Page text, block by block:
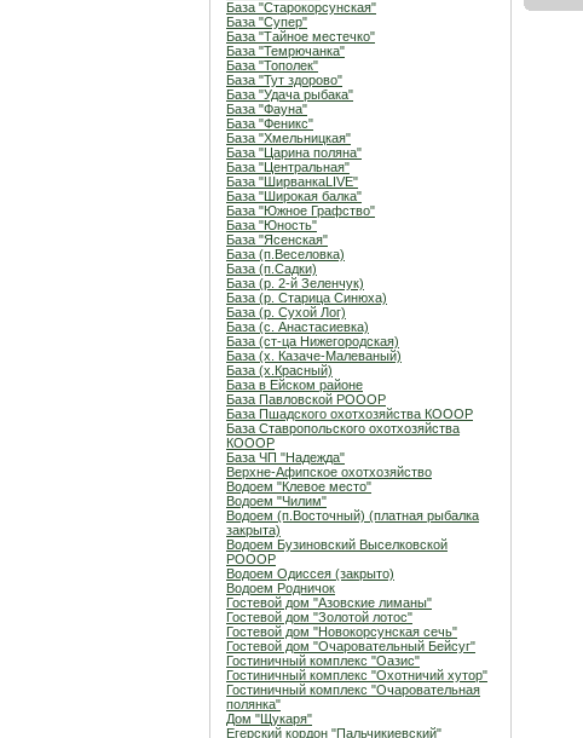
База "Старокорсунская"
База "Супер"
База "Тайное местечко"
База "Темрючанка"
База "Тополек"
База "Тут здорово"
База "Удача рыбака"
База "Фауна"
База "Феникс"
База "Хмельницкая"
База "Царина поляна"
База "Центральная"
База "ШирванкаLIVE"
База "Широкая балка"
База "Южное Графство"
База "Юность"
База "Ясенская"
База (п.Веселовка)
База (п.Садки)
База (р. 2-й Зеленчук)
База (р. Старица Синюха)
База (р. Сухой Лог)
База (с. Анастасиевка)
База (ст-ца Нижегородская)
База (х. Казаче-Малеваный)
База (х.Красный)
База в Ейском районе
База Павловской РОООР
База Пшадского охотхозяйства КОООР
База Ставропольского охотхозяйства
КОООР
База ЧП "Надежда"
Верхне-Афипское охотхозяйство
Водоем "Клевое место"
Водоем "Чилим"
Водоем (п.Восточный) (платная рыбалка
закрыта)
Водоем Бузиновский Выселковской
РОООР
Водоем Одиссея (закрыто)
Водоем Родничок
Гостевой дом "Азовские лиманы"
Гостевой дом "Золотой лотос"
Гостевой дом "Новокорсунская сечь"
Гостевой дом "Очаровательный Бейсуг"
Гостиничный комплекс "Оазис"
Гостиничный комплекс "Охотничий хутор"
Гостиничный комплекс "Очаровательная
полянка"
Дом "Щукаря"
Егерский кордон "Пальчикиевский"